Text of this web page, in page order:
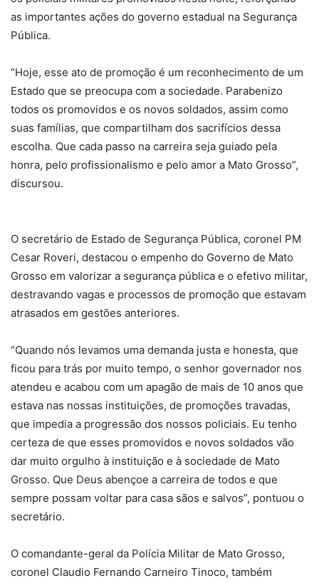
as importantes ações do governo estadual na Segurança
Pública.
“Hoje, esse ato de promoção é um reconhecimento de um
Estado que se preocupa com a sociedade. Parabenizo
todos os promovidos e os novos soldados, assim como
suas famílias, que compartilham dos sacrifícios dessa
escolha. Que cada passo na carreira seja guiado pela
honra, pelo profissionalismo e pelo amor a Mato Grosso”,
discursou.
O secretário de Estado de Segurança Pública, coronel PM
Cesar Roveri, destacou o empenho do Governo de Mato
Grosso em valorizar a segurança pública e o efetivo militar,
destravando vagas e processos de promoção que estavam
atrasados em gestões anteriores.
“Quando nós levamos uma demanda justa e honesta, que
ficou para trás por muito tempo, o senhor governador nos
atendeu e acabou com um apagão de mais de 10 anos que
estava nas nossas instituições, de promoções travadas,
que impedia a progressão dos nossos policiais. Eu tenho
certeza de que esses promovidos e novos soldados vão
dar muito orgulho à instituição e à sociedade de Mato
Grosso. Que Deus abençoe a carreira de todos e que
sempre possam voltar para casa sãos e salvos”, pontuou o
secretário.
O comandante-geral da Polícia Militar de Mato Grosso,
coronel Claudio Fernando Carneiro Tinoco, também